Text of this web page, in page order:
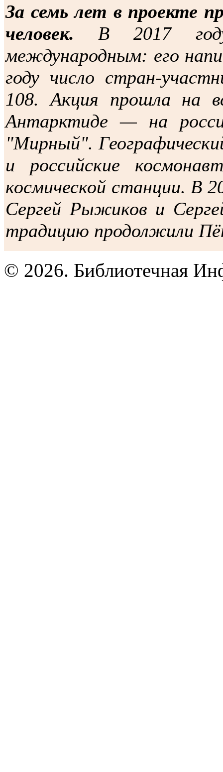
За семь лет в проекте
человек. В 2017
международным: его
году число стран-
108. Акция прошла на
Антарктиде — на
"Мирный".
и российские
космической станции. В
Сергей Рыжиков и
традицию продолжили
© 2026. Библиотечная